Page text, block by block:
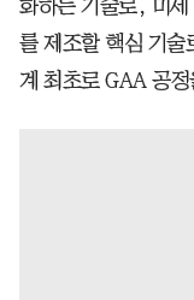
화하는 기술로, 미세
를 제조할 핵심 기술
계 최초로 GAA 공